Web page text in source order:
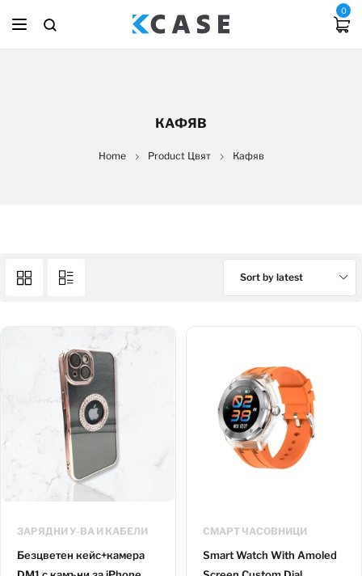
0
КАФЯВ
Home Product Цвят Кафяв
Sort by latest
ЗАРЯДНИ У-ВА И КАБЕЛИ
Безцветен кейс+камера
СМАРТ ЧАСОВНИЦИ
Smart Watch With Amoled